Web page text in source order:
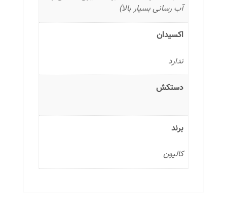
آب رسانی بسیار بالا)
اکسیدان
ندارد
دستکش
برند
کالیون